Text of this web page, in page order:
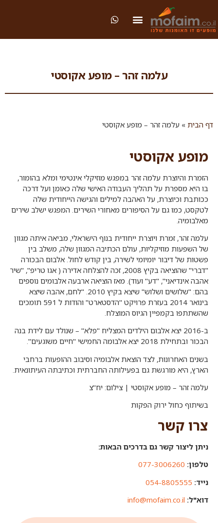
עלמה זהר – מופע אקוסטי
דף הבית » עלמה זהר – מופע אקוסטי
מופע אקוסטי
הזמרת והיוצרת עלמה זהר במפגש מוזיקלי אינטימי ומלא בהומור,
בו היא מספרת על תהליך העבודה האישי שלה כאומן ועל דרכה
ככותבת וכיוצרת, על האהבה למילים והגישה הייחודית שלה
לטקסט, כמו גם על הסיפורים מאחורי השירים. המפגש ישלב שירים
מאלבומיה.
עלמה זהר, זמרת ויוצרת ייחודית בנוף הישראלי, מביאה איתה מגוון
של השפעות מוזיקליות, עולם הכתיבה המגוון שלה, משלב בין
פשטות של דיבור יומיומי לשירה, בין קודש לחול. אלבום הבכורה
"דברי" שהוציאה בקיץ 2008, זכה להצלחה אדירה ( אגו טריפ", "שיר
אהבה אינדיאני", "דע" ועוד). מאז הוציאה ארבעה אלבומים נוספים
בהם: "שלושים ושלוש" שיצא בקיץ 2010. "לחם, אהבה שיצא
בינואר 2014 בעזרת פרויקט "הדסטארט" והודות ל 591 תומכים
שהשתתפו בקמפיין הגיוס המוצלח.
ב-2016 יצא אלבום הילדים המצליח "פלא" – שנולד עם לידת בנה
הבכור ובתחילת 2018 יצא אלבומה החמישי "חיים משוגעים".
בשנים האחרונות, לצד הוצאת אלבומיה וסיבוב ההופעות ברחבי
הארץ, היא מורגשת גם בפעילותה החברתית וכתיבתה העיתונאית.
עלמה זהר – מופע אקוסטי | צילום: יח"צ
בשיתוף כחול ירוק הפקות
צרו קשר
ניתן ליצור קשר גם בדרכים הבאות:
טלפון: 077-3006260
נייד: 054-8805555
דוא"ל: info@mofaim.co.il